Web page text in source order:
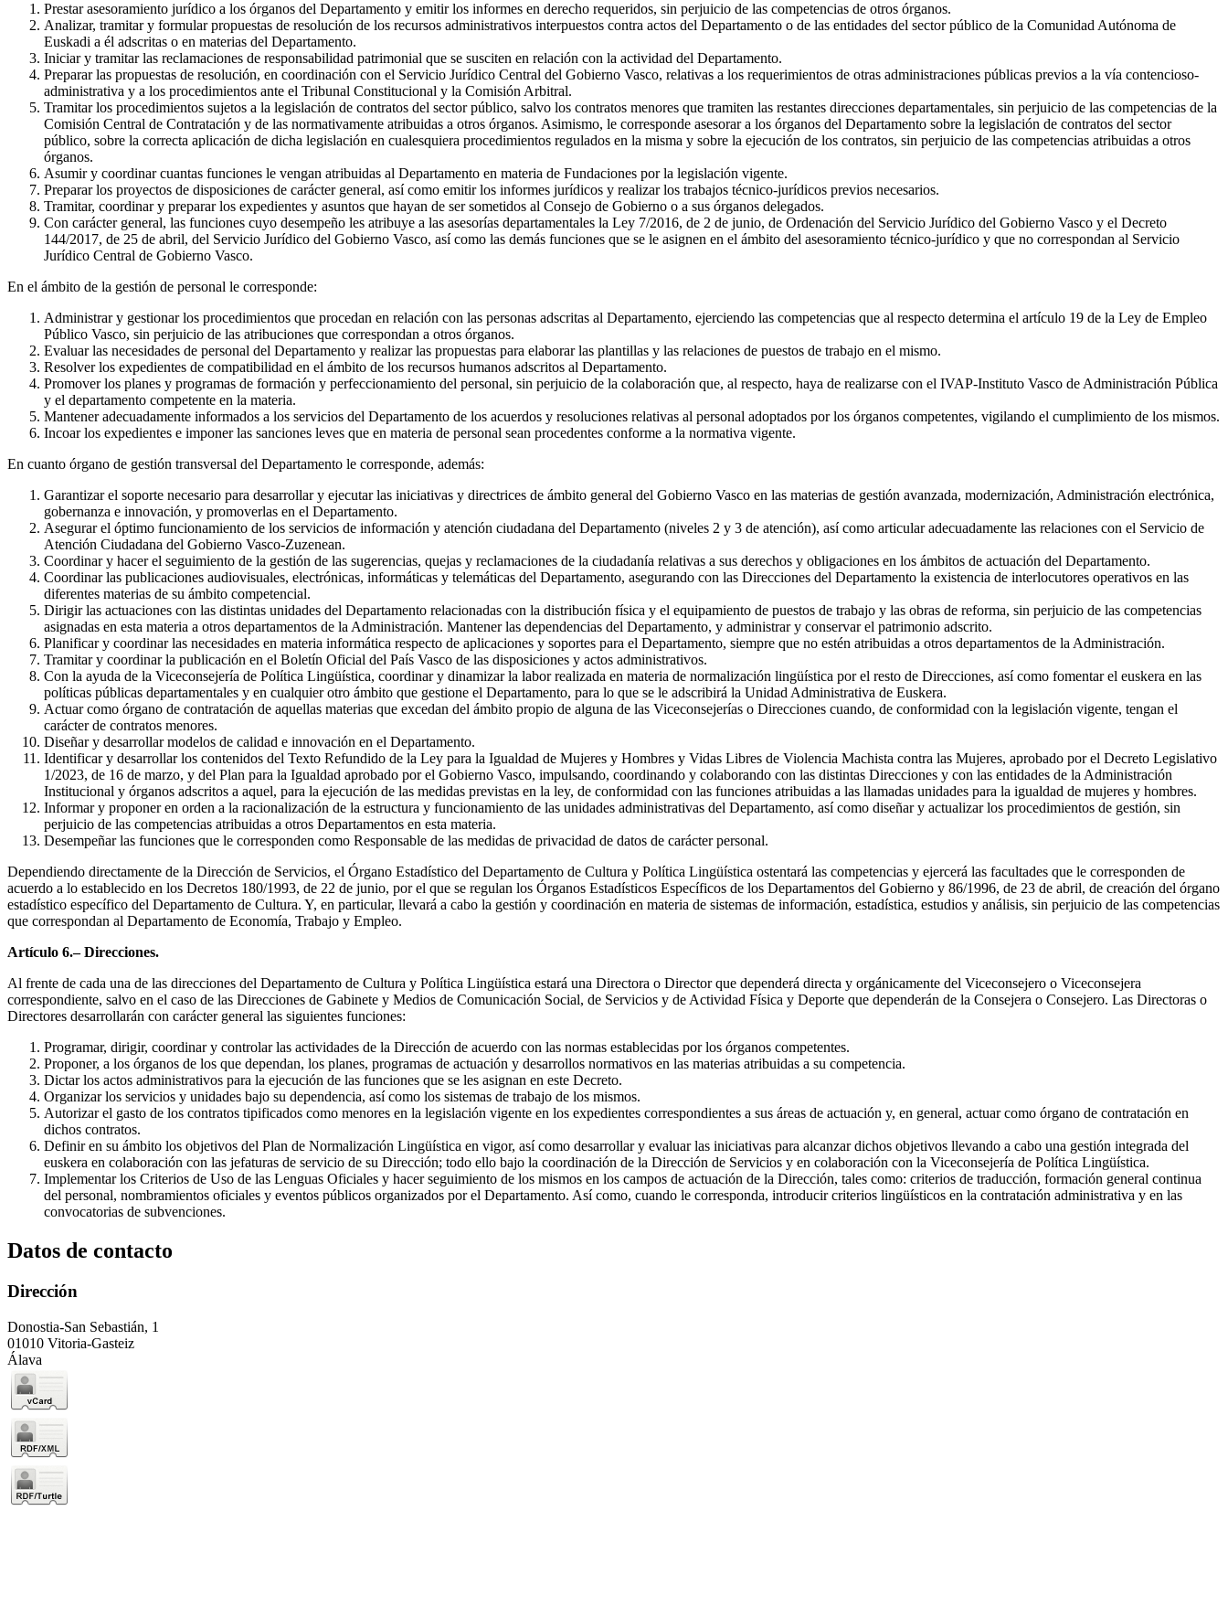
Prestar asesoramiento jurídico a los órganos del Departamento y emitir los informes en derecho requeridos, sin perjuicio de las competencias de otros órganos.
Analizar, tramitar y formular propuestas de resolución de los recursos administrativos interpuestos contra actos del Departamento o de las entidades del sector público de la Comunidad Autónoma de
Euskadi a él adscritas o en materias del Departamento.
Iniciar y tramitar las reclamaciones de responsabilidad patrimonial que se susciten en relación con la actividad del Departamento.
Preparar las propuestas de resolución, en coordinación con el Servicio Jurídico Central del Gobierno Vasco, relativas a los requerimientos de otras administraciones públicas previos a la vía contencioso-
administrativa y a los procedimientos ante el Tribunal Constitucional y la Comisión Arbitral.
Tramitar los procedimientos sujetos a la legislación de contratos del sector público, salvo los contratos menores que tramiten las restantes direcciones departamentales, sin perjuicio de las competencias de la
Comisión Central de Contratación y de las normativamente atribuidas a otros órganos. Asimismo, le corresponde asesorar a los órganos del Departamento sobre la legislación de contratos del sector
público, sobre la correcta aplicación de dicha legislación en cualesquiera procedimientos regulados en la misma y sobre la ejecución de los contratos, sin perjuicio de las competencias atribuidas a otros
órganos.
Asumir y coordinar cuantas funciones le vengan atribuidas al Departamento en materia de Fundaciones por la legislación vigente.
Preparar los proyectos de disposiciones de carácter general, así como emitir los informes jurídicos y realizar los trabajos técnico-jurídicos previos necesarios.
Tramitar, coordinar y preparar los expedientes y asuntos que hayan de ser sometidos al Consejo de Gobierno o a sus órganos delegados.
Con carácter general, las funciones cuyo desempeño les atribuye a las asesorías departamentales la Ley 7/2016, de 2 de junio, de Ordenación del Servicio Jurídico del Gobierno Vasco y el Decreto
144/2017, de 25 de abril, del Servicio Jurídico del Gobierno Vasco, así como las demás funciones que se le asignen en el ámbito del asesoramiento técnico-jurídico y que no correspondan al Servicio
Jurídico Central de Gobierno Vasco.
En el ámbito de la gestión de personal le corresponde:
Administrar y gestionar los procedimientos que procedan en relación con las personas adscritas al Departamento, ejerciendo las competencias que al respecto determina el artículo 19 de la Ley de Empleo
Público Vasco, sin perjuicio de las atribuciones que correspondan a otros órganos.
Evaluar las necesidades de personal del Departamento y realizar las propuestas para elaborar las plantillas y las relaciones de puestos de trabajo en el mismo.
Resolver los expedientes de compatibilidad en el ámbito de los recursos humanos adscritos al Departamento.
Promover los planes y programas de formación y perfeccionamiento del personal, sin perjuicio de la colaboración que, al respecto, haya de realizarse con el IVAP-Instituto Vasco de Administración Pública
y el departamento competente en la materia.
Mantener adecuadamente informados a los servicios del Departamento de los acuerdos y resoluciones relativas al personal adoptados por los órganos competentes, vigilando el cumplimiento de los mismos.
Incoar los expedientes e imponer las sanciones leves que en materia de personal sean procedentes conforme a la normativa vigente.
En cuanto órgano de gestión transversal del Departamento le corresponde, además:
Garantizar el soporte necesario para desarrollar y ejecutar las iniciativas y directrices de ámbito general del Gobierno Vasco en las materias de gestión avanzada, modernización, Administración electrónica,
gobernanza e innovación, y promoverlas en el Departamento.
Asegurar el óptimo funcionamiento de los servicios de información y atención ciudadana del Departamento (niveles 2 y 3 de atención), así como articular adecuadamente las relaciones con el Servicio de
Atención Ciudadana del Gobierno Vasco-Zuzenean.
Coordinar y hacer el seguimiento de la gestión de las sugerencias, quejas y reclamaciones de la ciudadanía relativas a sus derechos y obligaciones en los ámbitos de actuación del Departamento.
Coordinar las publicaciones audiovisuales, electrónicas, informáticas y telemáticas del Departamento, asegurando con las Direcciones del Departamento la existencia de interlocutores operativos en las
diferentes materias de su ámbito competencial.
Dirigir las actuaciones con las distintas unidades del Departamento relacionadas con la distribución física y el equipamiento de puestos de trabajo y las obras de reforma, sin perjuicio de las competencias
asignadas en esta materia a otros departamentos de la Administración. Mantener las dependencias del Departamento, y administrar y conservar el patrimonio adscrito.
Planificar y coordinar las necesidades en materia informática respecto de aplicaciones y soportes para el Departamento, siempre que no estén atribuidas a otros departamentos de la Administración.
Tramitar y coordinar la publicación en el Boletín Oficial del País Vasco de las disposiciones y actos administrativos.
Con la ayuda de la Viceconsejería de Política Lingüística, coordinar y dinamizar la labor realizada en materia de normalización lingüística por el resto de Direcciones, así como fomentar el euskera en las
políticas públicas departamentales y en cualquier otro ámbito que gestione el Departamento, para lo que se le adscribirá la Unidad Administrativa de Euskera.
Actuar como órgano de contratación de aquellas materias que excedan del ámbito propio de alguna de las Viceconsejerías o Direcciones cuando, de conformidad con la legislación vigente, tengan el
carácter de contratos menores.
Diseñar y desarrollar modelos de calidad e innovación en el Departamento.
Identificar y desarrollar los contenidos del Texto Refundido de la Ley para la Igualdad de Mujeres y Hombres y Vidas Libres de Violencia Machista contra las Mujeres, aprobado por el Decreto Legislativo
1/2023, de 16 de marzo, y del Plan para la Igualdad aprobado por el Gobierno Vasco, impulsando, coordinando y colaborando con las distintas Direcciones y con las entidades de la Administración
Institucional y órganos adscritos a aquel, para la ejecución de las medidas previstas en la ley, de conformidad con las funciones atribuidas a las llamadas unidades para la igualdad de mujeres y hombres.
Informar y proponer en orden a la racionalización de la estructura y funcionamiento de las unidades administrativas del Departamento, así como diseñar y actualizar los procedimientos de gestión, sin
perjuicio de las competencias atribuidas a otros Departamentos en esta materia.
Desempeñar las funciones que le corresponden como Responsable de las medidas de privacidad de datos de carácter personal.
Dependiendo directamente de la Dirección de Servicios, el Órgano Estadístico del Departamento de Cultura y Política Lingüística ostentará las competencias y ejercerá las facultades que le corresponden de
acuerdo a lo establecido en los Decretos 180/1993, de 22 de junio, por el que se regulan los Órganos Estadísticos Específicos de los Departamentos del Gobierno y 86/1996, de 23 de abril, de creación del órgano
estadístico específico del Departamento de Cultura. Y, en particular, llevará a cabo la gestión y coordinación en materia de sistemas de información, estadística, estudios y análisis, sin perjuicio de las competencias
que correspondan al Departamento de Economía, Trabajo y Empleo.
Artículo 6.– Direcciones.
Al frente de cada una de las direcciones del Departamento de Cultura y Política Lingüística estará una Directora o Director que dependerá directa y orgánicamente del Viceconsejero o Viceconsejera
correspondiente, salvo en el caso de las Direcciones de Gabinete y Medios de Comunicación Social, de Servicios y de Actividad Física y Deporte que dependerán de la Consejera o Consejero. Las Directoras o
Directores desarrollarán con carácter general las siguientes funciones:
Programar, dirigir, coordinar y controlar las actividades de la Dirección de acuerdo con las normas establecidas por los órganos competentes.
Proponer, a los órganos de los que dependan, los planes, programas de actuación y desarrollos normativos en las materias atribuidas a su competencia.
Dictar los actos administrativos para la ejecución de las funciones que se les asignan en este Decreto.
Organizar los servicios y unidades bajo su dependencia, así como los sistemas de trabajo de los mismos.
Autorizar el gasto de los contratos tipificados como menores en la legislación vigente en los expedientes correspondientes a sus áreas de actuación y, en general, actuar como órgano de contratación en
dichos contratos.
Definir en su ámbito los objetivos del Plan de Normalización Lingüística en vigor, así como desarrollar y evaluar las iniciativas para alcanzar dichos objetivos llevando a cabo una gestión integrada del
euskera en colaboración con las jefaturas de servicio de su Dirección; todo ello bajo la coordinación de la Dirección de Servicios y en colaboración con la Viceconsejería de Política Lingüística.
Implementar los Criterios de Uso de las Lenguas Oficiales y hacer seguimiento de los mismos en los campos de actuación de la Dirección, tales como: criterios de traducción, formación general continua
del personal, nombramientos oficiales y eventos públicos organizados por el Departamento. Así como, cuando le corresponda, introducir criterios lingüísticos en la contratación administrativa y en las
convocatorias de subvenciones.
Datos de contacto
Dirección
Donostia-San Sebastián, 1
01010 Vitoria-Gasteiz
Álava